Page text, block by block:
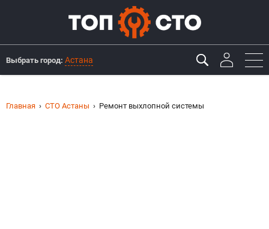
Выбрать город: Астана
Главная СТО Астаны Ремонт выхлопной системы